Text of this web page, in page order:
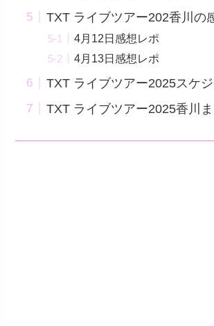
TXT ライブツアー202香川の
4月12日感想レポ
4月13日感想レポ
TXT ライブツアー2025スケ
TXT ライブツアー2025香川